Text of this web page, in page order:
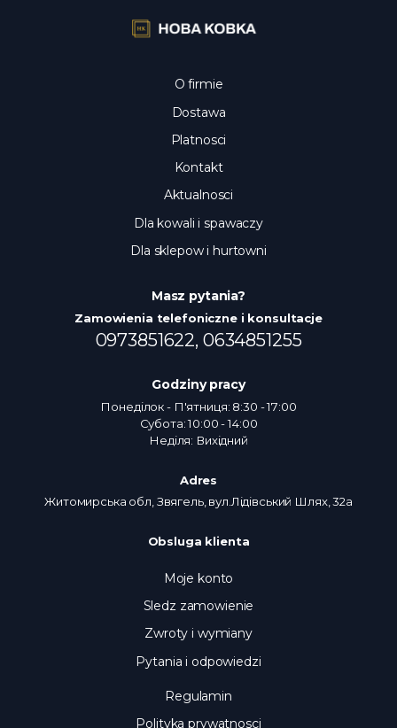
O firmie
Dostawa
Platnosci
Kontakt
Aktualnosci
Dla kowali i spawaczy
Dla sklepow i hurtowni
Masz pytania?
Zamowienia telefoniczne i konsultacje
0973851622, 0634851255
Godziny pracy
Понеділок - П'ятниця: 8:30 - 17:00
Субота: 10:00 - 14:00
Неділя: Вихідний
Adres
Житомирська обл, Звягель, вул.Лідівський Шлях, 32а
Obsluga klienta
Moje konto
Sledz zamowienie
Zwroty i wymiany
Pytania i odpowiedzi
Regulamin
Polityka prywatnosci